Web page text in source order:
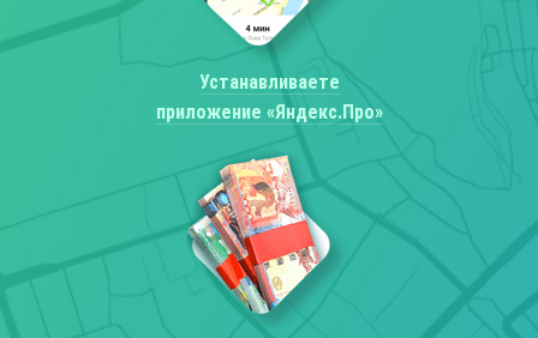
Устанавливаете
приложение «Яндекс.Про»